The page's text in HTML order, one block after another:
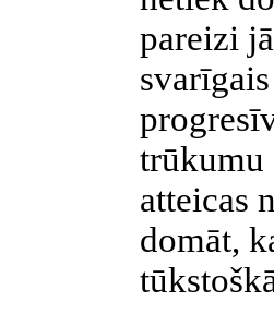
pareizi
trūkumu
atteicas
domāt,